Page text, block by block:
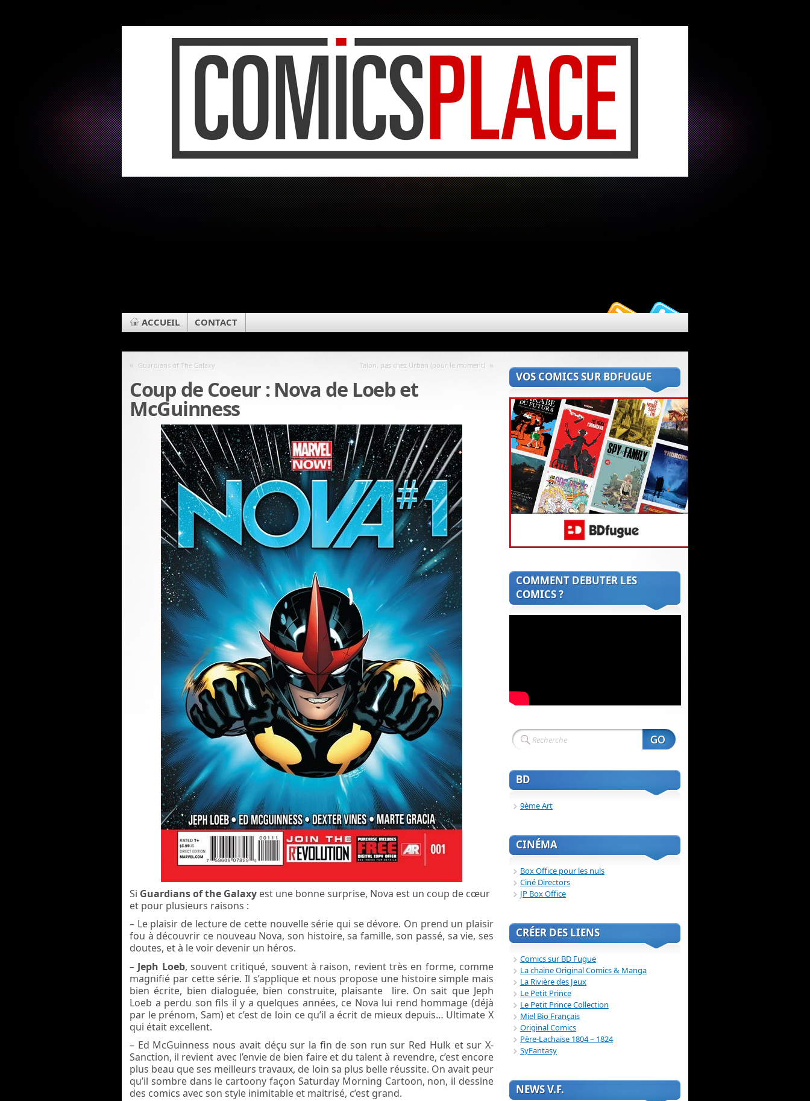
ACCUEIL CONTACT
« Guardians of The Galaxy Talon, pas chez Urban (pour le moment) »
Coup de Coeur : Nova de Loeb et
McGuinness
Si Guardians of the Galaxy est une bonne surprise, Nova est un coup de cœur
et pour plusieurs raisons :
– Le plaisir de lecture de cette nouvelle série qui se dévore. On prend un plaisir
fou à découvrir ce nouveau Nova, son histoire, sa famille, son passé, sa vie, ses
doutes, et à le voir devenir un héros.
– Jeph Loeb, souvent critiqué, souvent à raison, revient très en forme, comme
magnifié par cette série. Il s’applique et nous propose une histoire simple mais
bien écrite, bien dialoguée, bien construite, plaisante lire. On sait que Jeph
Loeb a perdu son fils il y a quelques années, ce Nova lui rend hommage (déjà
par le prénom, Sam) et c’est de loin ce qu’il a écrit de mieux depuis… Ultimate X
qui était excellent.
– Ed McGuinness nous avait déçu sur la fin de son run sur Red Hulk et sur X-
Sanction, il revient avec l’envie de bien faire et du talent à revendre, c’est encore
plus beau que ses meilleurs travaux, de loin sa plus belle réussite. On avait peur
qu’il sombre dans le cartoony façon Saturday Morning Cartoon, non, il dessine
des comics avec son style inimitable et maitrisé, c’est grand.
VOS COMICS SUR BDFUGUE
COMMENT DEBUTER LES
COMICS ?
BD
9ème Art
CINÉMA
Box Office pour les nuls
Ciné Directors
JP Box Office
CRÉER DES LIENS
Comics sur BD Fugue
La chaine Original Comics & Manga
La Rivière des Jeux
Le Petit Prince
Le Petit Prince Collection
Miel Bio Français
Original Comics
Père-Lachaise 1804 – 1824
SyFantasy
NEWS V.F.